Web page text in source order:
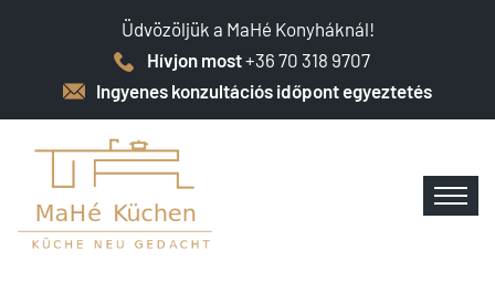
Üdvözöljük a MaHé Konyháknál!
Hívjon most+36 70 318 9707
Ingyenes konzultációs időpont egyeztetés